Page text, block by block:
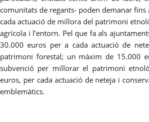
comunitats de regants- poden demanar fins
cada actuació de millora del patrimoni
agrícola i l’entorn. Pel que fa als
30.000 euros per a cada actuació de
patrimoni forestal; un màxim de 15.000
subvenció per millorar el patrimoni
euros, per cada actuació de neteja i
emblemàtics.